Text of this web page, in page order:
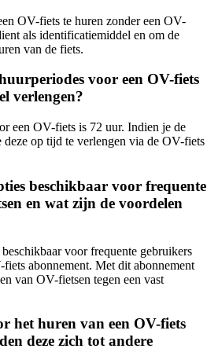
OV-fiets te huren zonder een OV-
als identificatiemiddel en om de
van de fiets.
voor een OV-fiets
verlengen?
een OV-fiets is 72 uur. Indien je de
op tijd te verlengen via de OV-fiets
beschikbaar voor frequente
en wat zijn de voordelen
voor frequente gebruikers
abonnement. Met dit abonnement
van OV-fietsen tegen een vast
het huren van een OV-fiets
deze zich tot andere